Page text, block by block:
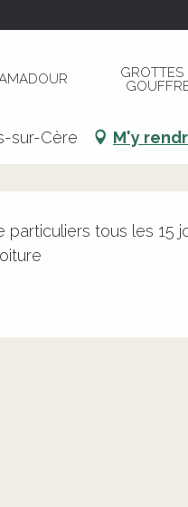
GROTTES
à Biars-sur-
sur-Cère M'y
tous les 15